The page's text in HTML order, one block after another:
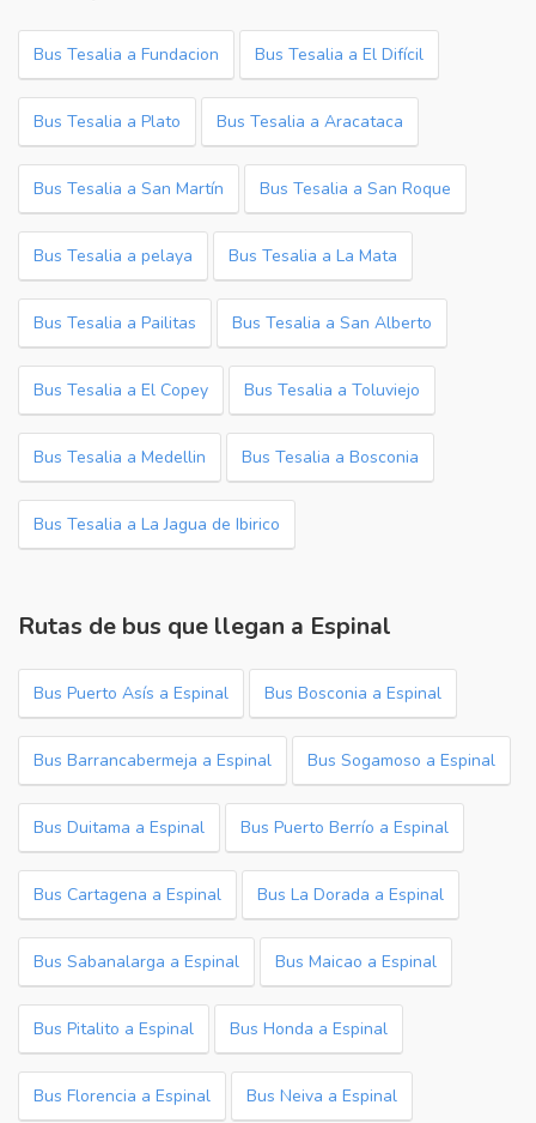
Bus Tesalia a Fundacion Bus Tesalia a El Difícil
Bus Tesalia a Plato Bus Tesalia a Aracataca
Bus Tesalia a San Martín Bus Tesalia a San Roque
Bus Tesalia a pelaya Bus Tesalia a La Mata
Bus Tesalia a Pailitas Bus Tesalia a San Alberto
Bus Tesalia a El Copey Bus Tesalia a Toluviejo
Bus Tesalia a Medellin Bus Tesalia a Bosconia
Bus Tesalia a La Jagua de Ibirico
Rutas de bus que llegan a Espinal
Bus Puerto Asís a Espinal Bus Bosconia a Espinal
Bus Barrancabermeja a Espinal Bus Sogamoso a Espinal
Bus Duitama a Espinal Bus Puerto Berrío a Espinal
Bus Cartagena a Espinal Bus La Dorada a Espinal
Bus Sabanalarga a Espinal Bus Maicao a Espinal
Bus Pitalito a Espinal Bus Honda a Espinal
Bus Florencia a Espinal Bus Neiva a Espinal